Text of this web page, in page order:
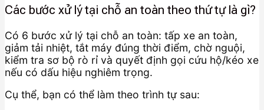
Các bước xử lý tại chỗ an toàn theo thứ tự là gì?
Có 6 bước xử lý tại chỗ an toàn: tấp xe an toàn,
giảm tải nhiệt, tắt máy đúng thời điểm, chờ nguội,
kiểm tra sơ bộ rò rỉ và quyết định gọi cứu hộ/kéo xe
nếu có dấu hiệu nghiêm trọng.
Cụ thể, bạn có thể làm theo trình tự sau: